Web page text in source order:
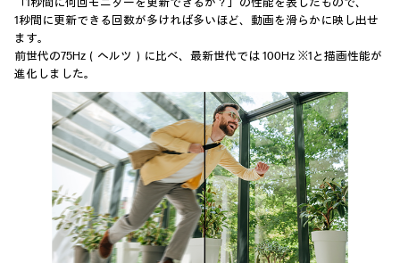
1秒間に更新できる回数が多ければ多いほど、動画を滑らかに映し出せ
ます。
前世代の75Hz（ヘルツ）に比べ、最新世代では 100Hz ※1と描画性能が
進化しました。